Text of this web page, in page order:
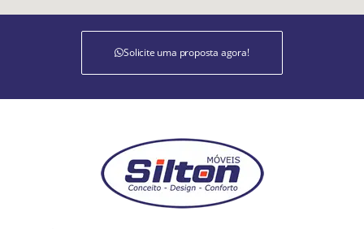
Solicite uma proposta agora!